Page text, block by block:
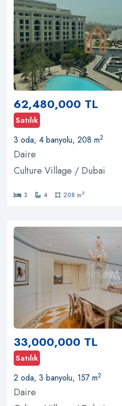
62,480,000 TL
Satılık
3 oda, 4 banyolu, 208 m2
Daire
Culture Village / Dubai
3 4 208 m2
33,000,000 TL
Satılık
2 oda, 3 banyolu, 157 m2
Daire